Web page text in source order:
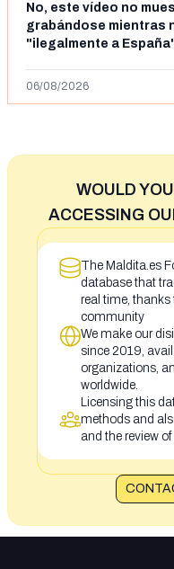
No, este vídeo no
grabándose mientras
"ilegalmente a
06/08/2026
WOULD
ACCESSING
The Maldita.es
database that
real time, thanks
community
We make our
since 2019,
organizations,
worldwide.
Licensing this
methods and
and the review of